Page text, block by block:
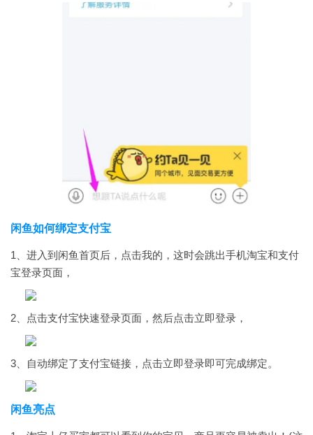
闲鱼如何绑定支付宝
1、进入到闲鱼首页后，点击我的，这时会跳出手机淘宝和支付
宝登录页面，
2、点击支付宝快速登录页面，然后点击立即登录，
3、自动绑定了支付宝链接，点击立即登录即可完成绑定。
闲鱼亮点